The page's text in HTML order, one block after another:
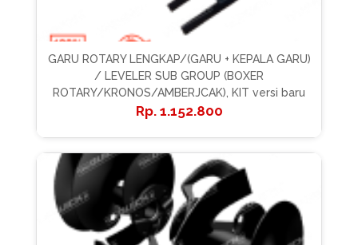
GARU ROTARY LENGKAP/(GARU + KEPALA GARU)
/ LEVELER SUB GROUP (BOXER
ROTARY/KRONOS/AMBERJCAK), KIT versi baru
1.152.800